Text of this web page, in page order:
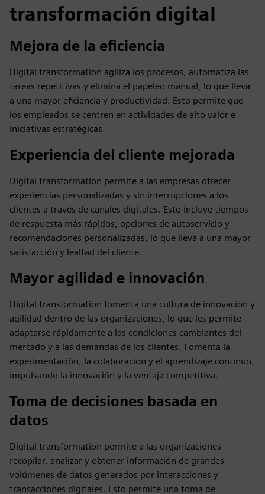
transformación digital
Mejora de la eficiencia
Digital transformation agiliza los procesos, automatiza las
tareas repetitivas y elimina el papeleo manual, lo que lleva
a una mayor eficiencia y productividad. Esto permite que
los empleados se centren en actividades de alto valor e
iniciativas estratégicas.
Experiencia del cliente mejorada
Digital transformation permite a las empresas ofrecer
experiencias personalizadas y sin interrupciones a los
clientes a través de canales digitales. Esto incluye tiempos
de respuesta más rápidos, opciones de autoservicio y
recomendaciones personalizadas, lo que lleva a una mayor
satisfacción y lealtad del cliente.
Mayor agilidad e innovación
Digital transformation fomenta una cultura de innovación y
agilidad dentro de las organizaciones, lo que les permite
adaptarse rápidamente a las condiciones cambiantes del
mercado y a las demandas de los clientes. Fomenta la
experimentación, la colaboración y el aprendizaje continuo,
impulsando la innovación y la ventaja competitiva.
Toma de decisiones basada en
datos
Digital transformation permite a las organizaciones
recopilar, analizar y obtener información de grandes
volúmenes de datos generados por interacciones y
transacciones digitales. Esto permite una toma de